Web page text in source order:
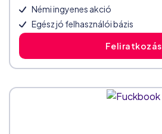
Némi ingyenes akció
Egész jó felhasználói bázis
Feliratkozás